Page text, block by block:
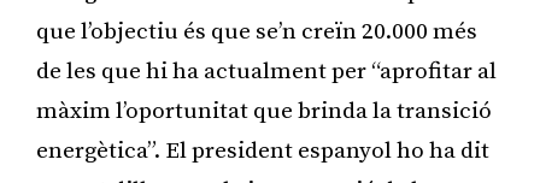
que l’objectiu és que se’n creïn 20.000 més
de les que hi ha actualment per “aprofitar al
màxim l’oportunitat que brinda la transició
energètica”. El president espanyol ho ha dit